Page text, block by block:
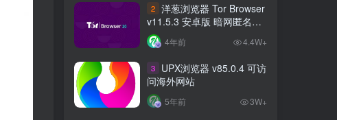
2 洋葱浏览器 Tor Browser
v11.5.3 安卓版 暗网匿名浏
览器
4年前 4.4W+
3
UPX浏览器 v85.0.4 可访
问海外网站
5年前 3W+